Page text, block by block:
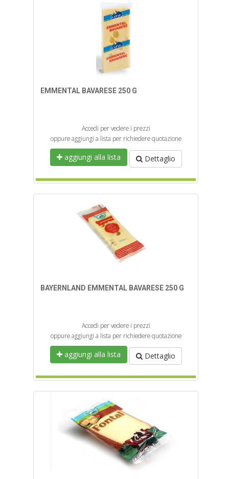
EMMENTAL BAVARESE 250 G
Accedi per vedere i prezzi
oppure aggiungi a lista per richiedere quotazione
aggiungi alla lista Dettaglio
BAYERNLAND EMMENTAL BAVARESE 250 G
Accedi per vedere i prezzi
oppure aggiungi a lista per richiedere quotazione
aggiungi alla lista Dettaglio